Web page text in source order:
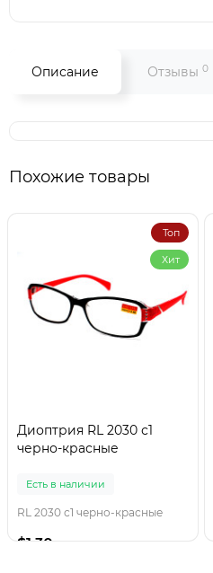
Описание Отзывы 0
Похожие товары
Топ
Хит
Диоптрия RL 2030 с1
черно-красные
Есть в наличии
RL 2030 с1 черно-красные
$1.30